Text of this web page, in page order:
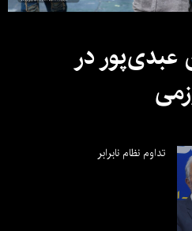
عبدی‌پور در
تداوم نظام نابرابر